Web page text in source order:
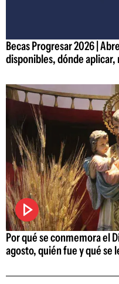
Becas Progresar 2026 |
disponibles, dónde
Por qué se conmemora el
agosto, quién fue y qué se